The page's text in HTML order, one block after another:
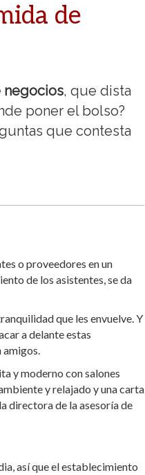
de
negocios, que dista
poner el bolso?
que contesta
o proveedores en un
de los asistentes, se da
que les envuelve. Y
a delante estas
amigos.
y moderno con salones
y relajado y una carta
directora de la asesoría de
así que el establecimiento